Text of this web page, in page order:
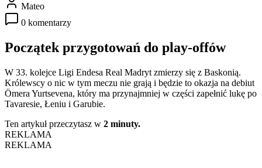
Mateo
0 komentarzy
Początek przygotowań do play-offów
W 33. kolejce Ligi Endesa Real Madryt zmierzy się z Baskonią.
Królewscy o nic w tym meczu nie grają i będzie to okazja na debiut
Ömera Yurtsevena, który ma przynajmniej w części zapełnić lukę po
Tavaresie, Łeniu i Garubie.
Ten artykuł przeczytasz w 2 minuty.
REKLAMA
REKLAMA